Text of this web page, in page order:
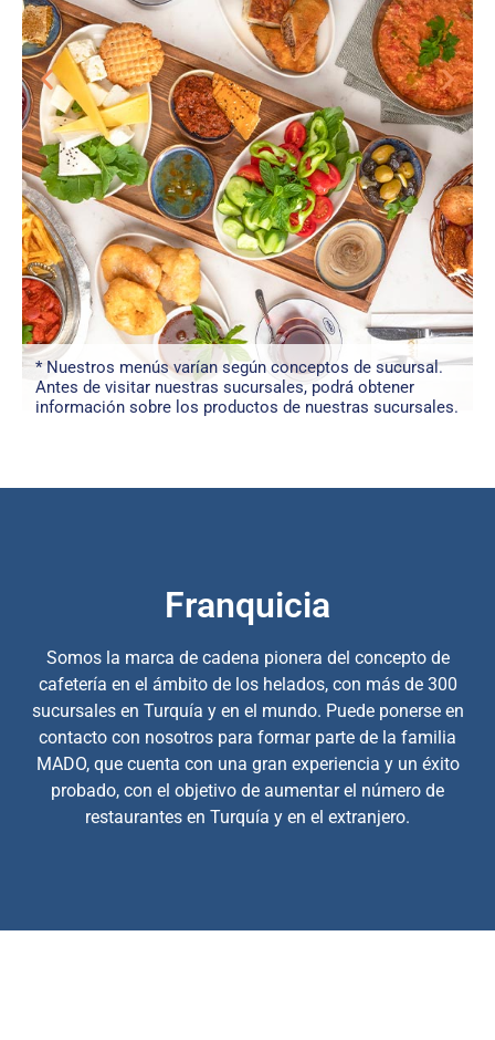
* Nuestros menús varían según conceptos de sucursal.
Antes de visitar nuestras sucursales, podrá obtener
información sobre los productos de nuestras sucursales.
Franquicia
Somos la marca de cadena pionera del concepto de
cafetería en el ámbito de los helados, con más de 300
sucursales en Turquía y en el mundo. Puede ponerse en
contacto con nosotros para formar parte de la familia
MADO, que cuenta con una gran experiencia y un éxito
probado, con el objetivo de aumentar el número de
restaurantes en Turquía y en el extranjero.